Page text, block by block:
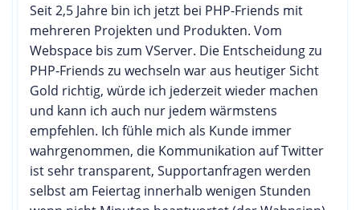
Seit 2,5 Jahre bin ich jetzt bei PHP-Friends mit
mehreren Projekten und Produkten. Vom
Webspace bis zum VServer. Die Entscheidung zu
PHP-Friends zu wechseln war aus heutiger Sicht
Gold richtig, würde ich jederzeit wieder machen
und kann ich auch nur jedem wärmstens
empfehlen. Ich fühle mich als Kunde immer
wahrgenommen, die Kommunikation auf Twitter
ist sehr transparent, Supportanfragen werden
selbst am Feiertag innerhalb wenigen Stunden